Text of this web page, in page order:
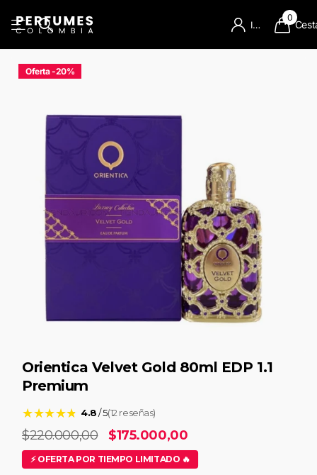
Iniciar Sesion
0
Oferta -20%
Orientica Velvet Gold 80ml EDP 1.1
Premium
★
★★
★★
★★
★★
★ 4.8/ 5(12 reseñas)
$220.000,00 $175.000,00
⚡ OFERTA POR TIEMPO LIMITADO 🔥